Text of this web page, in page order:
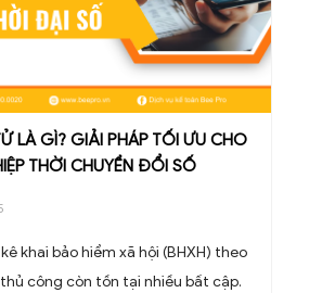
THỜI CHUYỂN ĐỔI SỐ